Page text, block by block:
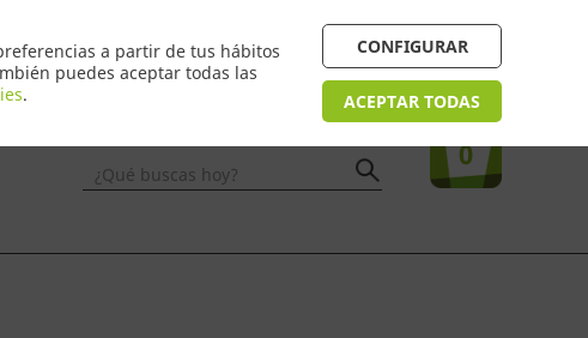
a partir de tus hábitos
puedes aceptar todas las
.
CONFIGURAR
ACEPTAR TODAS
¿Necesitas ayuda? FAQ
Tu compra
0
¿Qué buscas hoy?